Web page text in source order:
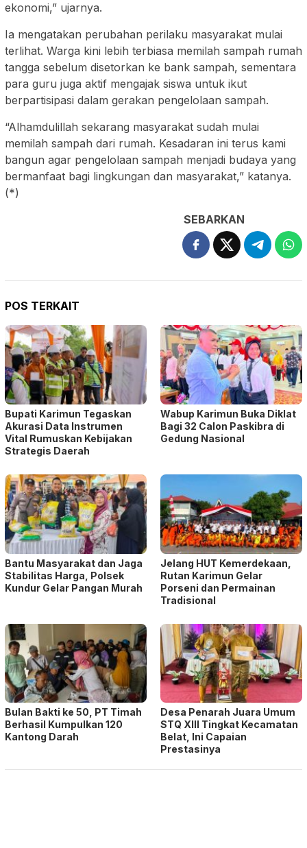
ekonomi,” ujarnya.
Ia mengatakan perubahan perilaku masyarakat mulai
terlihat. Warga kini lebih terbiasa memilah sampah rumah
tangga sebelum disetorkan ke bank sampah, sementara
para guru juga aktif mengajak siswa untuk ikut
berpartisipasi dalam gerakan pengelolaan sampah.
“Alhamdulillah sekarang masyarakat sudah mulai
memilah sampah dari rumah. Kesadaran ini terus kami
bangun agar pengelolaan sampah menjadi budaya yang
bermanfaat bagi lingkungan dan masyarakat,” katanya.
(*)
SEBARKAN
POS TERKAIT
Bupati Karimun Tegaskan
Akurasi Data Instrumen
Vital Rumuskan Kebijakan
Strategis Daerah
Wabup Karimun Buka Diklat
Bagi 32 Calon Paskibra di
Gedung Nasional
Bantu Masyarakat dan Jaga
Stabilitas Harga, Polsek
Kundur Gelar Pangan Murah
Jelang HUT Kemerdekaan,
Rutan Karimun Gelar
Porseni dan Permainan
Tradisional
Bulan Bakti ke 50, PT Timah
Berhasil Kumpulkan 120
Kantong Darah
Desa Penarah Juara Umum
STQ XIII Tingkat Kecamatan
Belat, Ini Capaian
Prestasinya